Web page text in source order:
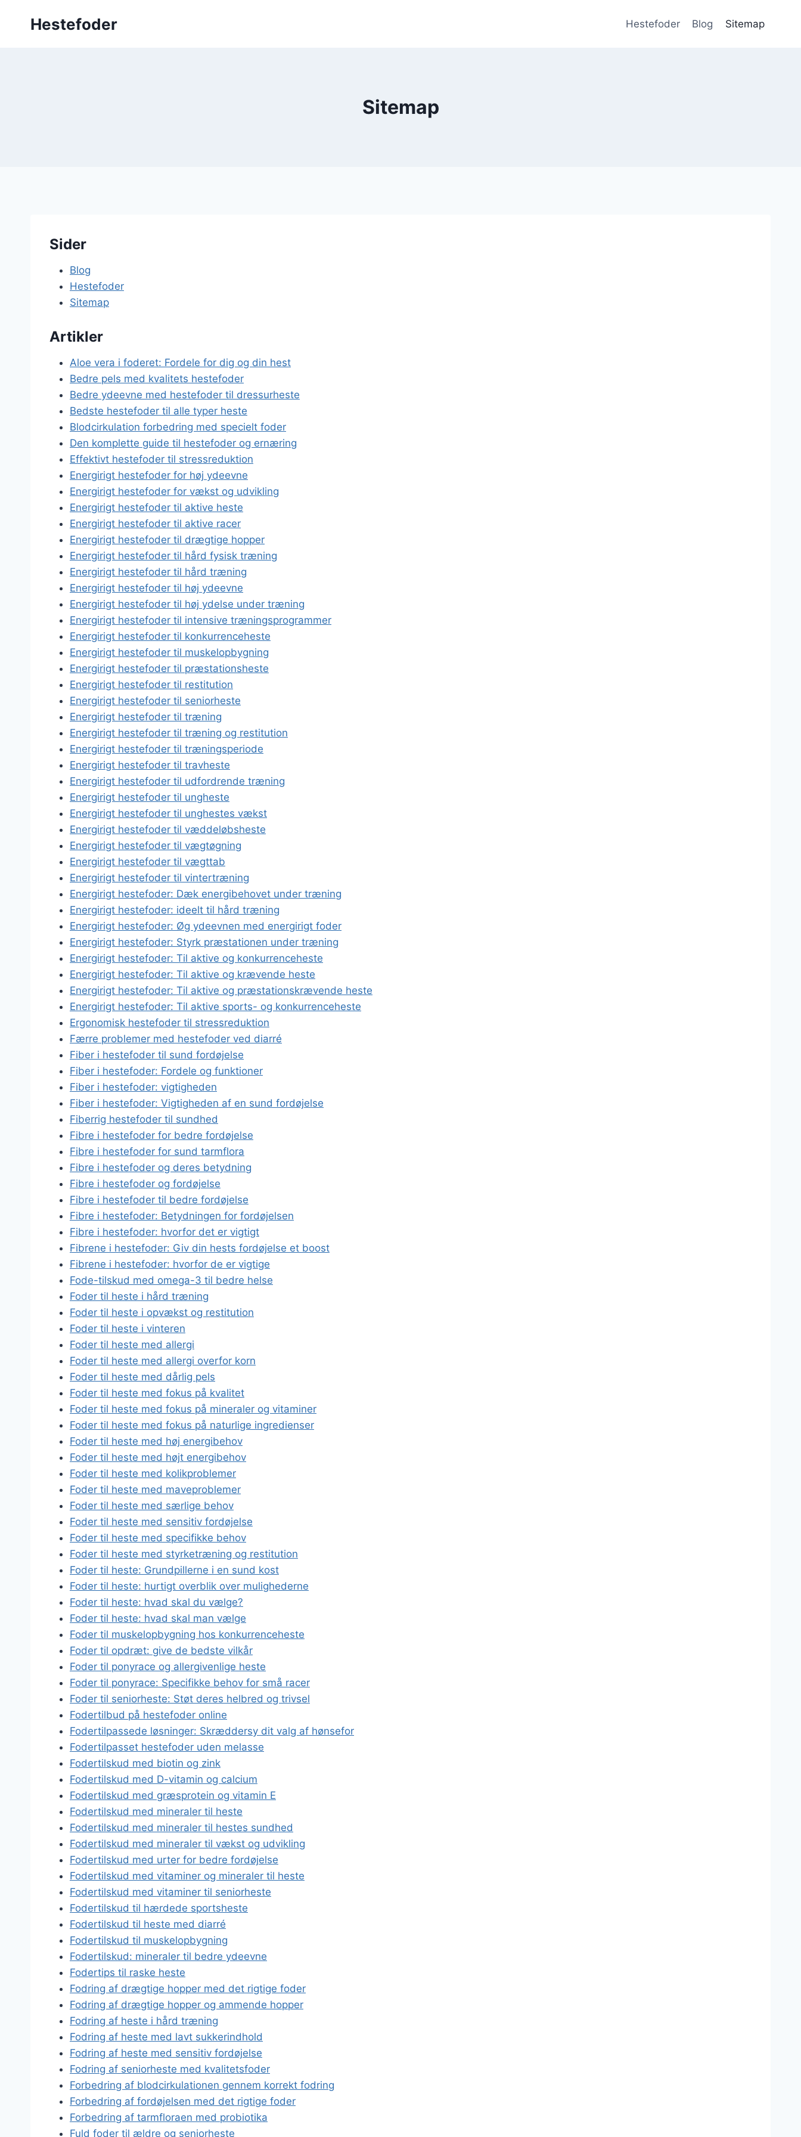
Hestefoder Hestefoder Blog Sitemap
Sitemap
Sider
Blog
Hestefoder
Sitemap
Artikler
Aloe vera i foderet: Fordele for dig og din hest
Bedre pels med kvalitets hestefoder
Bedre ydeevne med hestefoder til dressurheste
Bedste hestefoder til alle typer heste
Blodcirkulation forbedring med specielt foder
Den komplette guide til hestefoder og ernæring
Effektivt hestefoder til stressreduktion
Energirigt hestefoder for høj ydeevne
Energirigt hestefoder for vækst og udvikling
Energirigt hestefoder til aktive heste
Energirigt hestefoder til aktive racer
Energirigt hestefoder til drægtige hopper
Energirigt hestefoder til hård fysisk træning
Energirigt hestefoder til hård træning
Energirigt hestefoder til høj ydeevne
Energirigt hestefoder til høj ydelse under træning
Energirigt hestefoder til intensive træningsprogrammer
Energirigt hestefoder til konkurrenceheste
Energirigt hestefoder til muskelopbygning
Energirigt hestefoder til præstationsheste
Energirigt hestefoder til restitution
Energirigt hestefoder til seniorheste
Energirigt hestefoder til træning
Energirigt hestefoder til træning og restitution
Energirigt hestefoder til træningsperiode
Energirigt hestefoder til travheste
Energirigt hestefoder til udfordrende træning
Energirigt hestefoder til ungheste
Energirigt hestefoder til unghestes vækst
Energirigt hestefoder til væddeløbsheste
Energirigt hestefoder til vægtøgning
Energirigt hestefoder til vægttab
Energirigt hestefoder til vintertræning
Energirigt hestefoder: Dæk energibehovet under træning
Energirigt hestefoder: ideelt til hård træning
Energirigt hestefoder: Øg ydeevnen med energirigt foder
Energirigt hestefoder: Styrk præstationen under træning
Energirigt hestefoder: Til aktive og konkurrenceheste
Energirigt hestefoder: Til aktive og krævende heste
Energirigt hestefoder: Til aktive og præstationskrævende heste
Energirigt hestefoder: Til aktive sports- og konkurrenceheste
Ergonomisk hestefoder til stressreduktion
Færre problemer med hestefoder ved diarré
Fiber i hestefoder til sund fordøjelse
Fiber i hestefoder: Fordele og funktioner
Fiber i hestefoder: vigtigheden
Fiber i hestefoder: Vigtigheden af en sund fordøjelse
Fiberrig hestefoder til sundhed
Fibre i hestefoder for bedre fordøjelse
Fibre i hestefoder for sund tarmflora
Fibre i hestefoder og deres betydning
Fibre i hestefoder og fordøjelse
Fibre i hestefoder til bedre fordøjelse
Fibre i hestefoder: Betydningen for fordøjelsen
Fibre i hestefoder: hvorfor det er vigtigt
Fibrene i hestefoder: Giv din hests fordøjelse et boost
Fibrene i hestefoder: hvorfor de er vigtige
Fode-tilskud med omega-3 til bedre helse
Foder til heste i hård træning
Foder til heste i opvækst og restitution
Foder til heste i vinteren
Foder til heste med allergi
Foder til heste med allergi overfor korn
Foder til heste med dårlig pels
Foder til heste med fokus på kvalitet
Foder til heste med fokus på mineraler og vitaminer
Foder til heste med fokus på naturlige ingredienser
Foder til heste med høj energibehov
Foder til heste med højt energibehov
Foder til heste med kolikproblemer
Foder til heste med maveproblemer
Foder til heste med særlige behov
Foder til heste med sensitiv fordøjelse
Foder til heste med specifikke behov
Foder til heste med styrketræning og restitution
Foder til heste: Grundpillerne i en sund kost
Foder til heste: hurtigt overblik over mulighederne
Foder til heste: hvad skal du vælge?
Foder til heste: hvad skal man vælge
Foder til muskelopbygning hos konkurrenceheste
Foder til opdræt: give de bedste vilkår
Foder til ponyrace og allergivenlige heste
Foder til ponyrace: Specifikke behov for små racer
Foder til seniorheste: Støt deres helbred og trivsel
Fodertilbud på hestefoder online
Fodertilpassede løsninger: Skræddersy dit valg af hønsefor
Fodertilpasset hestefoder uden melasse
Fodertilskud med biotin og zink
Fodertilskud med D-vitamin og calcium
Fodertilskud med græsprotein og vitamin E
Fodertilskud med mineraler til heste
Fodertilskud med mineraler til hestes sundhed
Fodertilskud med mineraler til vækst og udvikling
Fodertilskud med urter for bedre fordøjelse
Fodertilskud med vitaminer og mineraler til heste
Fodertilskud med vitaminer til seniorheste
Fodertilskud til hærdede sportsheste
Fodertilskud til heste med diarré
Fodertilskud til muskelopbygning
Fodertilskud: mineraler til bedre ydeevne
Fodertips til raske heste
Fodring af drægtige hopper med det rigtige foder
Fodring af drægtige hopper og ammende hopper
Fodring af heste i hård træning
Fodring af heste med lavt sukkerindhold
Fodring af heste med sensitiv fordøjelse
Fodring af seniorheste med kvalitetsfoder
Forbedring af blodcirkulationen gennem korrekt fodring
Forbedring af fordøjelsen med det rigtige foder
Forbedring af tarmfloraen med probiotika
Fuld foder til ældre og seniorheste